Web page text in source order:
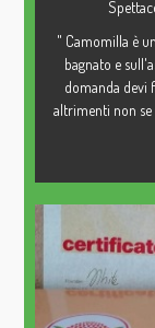
" Camomilla è
bagnato e
domanda devi
altrimenti non se
strega
domande su
dello
domande per
Allo
ecoprint su stoffa